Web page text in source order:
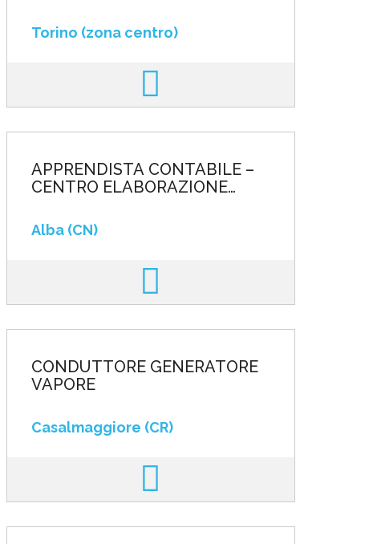
Torino (zona centro)
APPRENDISTA CONTABILE –
CENTRO ELABORAZIONE
Alba (CN)
CONDUTTORE GENERATORE
VAPORE
Casalmaggiore (CR)